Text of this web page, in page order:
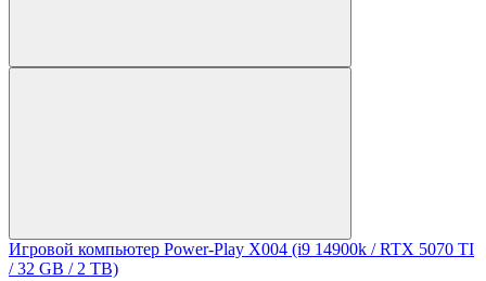
Игровой компьютер Power-Play X004 (i9 14900k / RTX 5070 TI
/ 32 GB / 2 TB)